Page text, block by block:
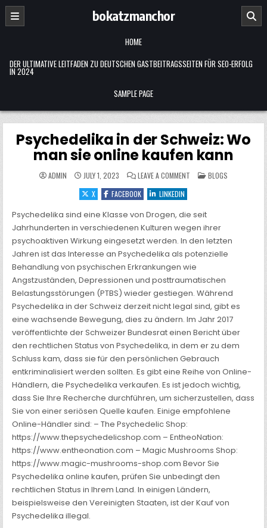
Skip
content
bokatzmanchor
HOME
DER ULTIMATIVE LEITFADEN ZU DEUTSCHEN GASTBEITRAGSSEITEN FÜR SEO-ERFOLG
IN 2024
SAMPLE PAGE
Psychedelika in der Schweiz: Wo
man sie online kaufen kann
ADMIN JULY 1, 2023 LEAVE A COMMENT
PSYCHEDELIKA
MAN
SIE
ONLINE
KAUFEN
KANN
POSTED
IN
BLOGS
X
FACEBOOK LINKEDIN
Psychedelika sind eine Klasse von Drogen, die seit
Jahrhunderten in verschiedenen Kulturen wegen ihrer
psychoaktiven Wirkung eingesetzt werden. In den letzten
Jahren ist das Interesse an Psychedelika als potenzielle
Behandlung von psychischen Erkrankungen wie
Angstzuständen, Depressionen und posttraumatischen
Belastungsstörungen (PTBS) wieder gestiegen. Während
Psychedelika in der Schweiz derzeit nicht legal sind, gibt es
eine wachsende Bewegung, dies zu ändern. Im Jahr 2017
veröffentlichte der Schweizer Bundesrat einen Bericht über
den rechtlichen Status von Psychedelika, in dem er zu dem
Schluss kam, dass sie für den persönlichen Gebrauch
entkriminalisiert werden sollten. Es gibt eine Reihe von Online-
Händlern, die Psychedelika verkaufen. Es ist jedoch wichtig,
dass Sie Ihre Recherche durchführen, um sicherzustellen, dass
Sie von einer seriösen Quelle kaufen. Einige empfohlene
Online-Händler sind: – The Psychedelic Shop:
https://www.thepsychedelicshop.com – EntheoNation:
https://www.entheonation.com – Magic Mushrooms Shop:
https://www.magic-mushrooms-shop.com Bevor Sie
Psychedelika online kaufen, prüfen Sie unbedingt den
rechtlichen Status in Ihrem Land. In einigen Ländern,
beispielsweise den Vereinigten Staaten, ist der Kauf von
Psychedelika illegal.